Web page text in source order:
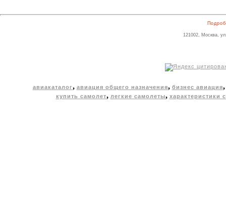
121002, Москва,
авиакаталог, авиация общего назначения, бизнес авиация
купить самолет, легкие самолеты, характеристики